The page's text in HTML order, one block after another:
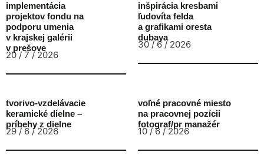
implementácia
projektov fondu na
podporu umenia
v krajskej galérii
v prešove
20 / 7 / 2026
inšpirácia kresbami
ľudovíta felda
a grafikami oresta
dubaya
30 / 6 / 2026
tvorivo-vzdelávacie
keramické dielne –
príbehy z dielne
29 / 6 / 2026
voľné pracovné miesto
na pracovnej pozícii
fotograf/pr manažér
10 / 6 / 2026